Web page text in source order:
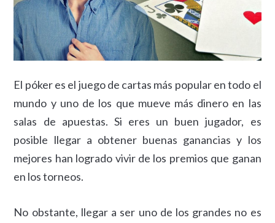
El póker es el juego de cartas más popular en todo el
mundo y uno de los que mueve más dinero en las
salas de apuestas. Si eres un buen jugador, es
posible llegar a obtener buenas ganancias y los
mejores han logrado vivir de los premios que ganan
en los torneos.
No obstante, llegar a ser uno de los grandes no es